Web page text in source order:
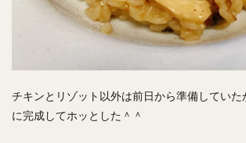
チキンとリゾット以外は前日から準備していた
に完成してホッとした＾＾